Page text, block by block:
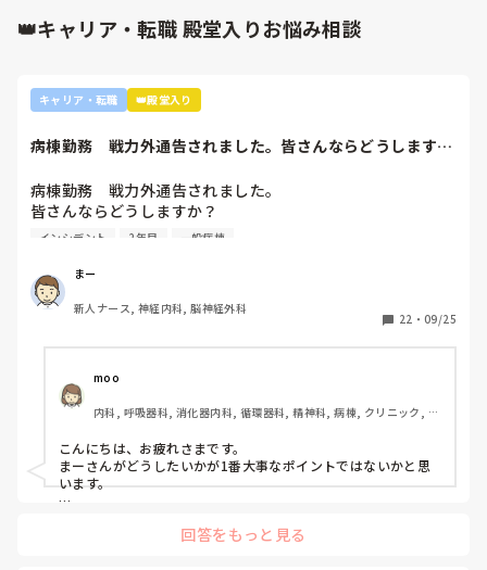
ご家族ともめるとは、例えばどんなことでしょうか？今のと
ころ、そのようなことはないのですが…
👑キャリア・転職 殿堂入りお悩み相談
キャリア・転職 👑殿堂入り
病棟勤務　戦力外通告されました。皆さんならどうします
病棟勤務　戦力外通告されました。
皆さんならどうしますか？
2年目です。1年目はゆるい部署にいましたが、人間関係が原
からの人間関係は良好です。
ですが、異動してから薬剤に関するインシデントを4件ほど
起こし、優先順位や多重課題ができていないのでは？という
い』『一人を持って看護のつながりを持って』ということで
受け持ち1人になりました。
複数受け持ちに戻るよう、1ヶ月間1年目のように勉強したり
と業務に臨んできました。
そして最近師長さんに『君は病棟勤務よりも外来とか健診セ
ンターとかのほうがいいのでは？ウチの部署もスタッフが足
りないから育てる余裕が足りない。前向きに捉えて看護師は
いろんな働き方あるよ』と部署は決まってませんが、異動確
インシデント 2年目 一般病棟
まー
新人ナース, 神経内科, 脳神経外科
22 ・ 09/25
moo
内科, 呼吸器科, 消化器内科, 循環器科, 精神科, 病棟, クリニック, リ
こんにちは、お疲れさまです。
まーさんがどうしたいかが1番大事なポイントではないかと思
います。
アややることが多くて忙しくても、人間関係は良好でも、どう
回答をもっと見る